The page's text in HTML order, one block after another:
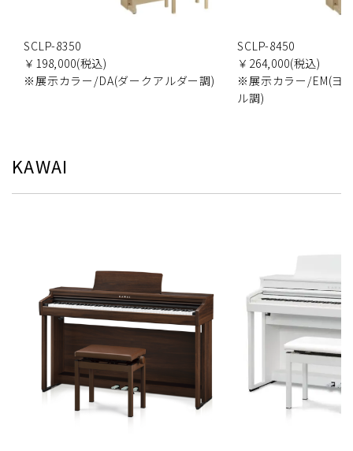
SCLP-8350
￥198,000(税込)
※展示カラー/DA(ダークアルダー調)
SCLP-8450
￥264,000(税込)
※展示カラー/EM(ヨ
ル調)
KAWAI